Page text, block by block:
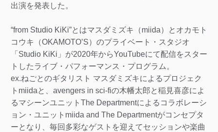
出演を発表した。
“from Studio KiKi”とはマスダミズキ（miida）とオカモト
コウキ（OKAMOTO’S）のプライベート・スタジオ
「Studio KiKi」が2020年からYouTubeにて配信をスター
トしたライブ・パフォーマンス・プログラム。
ex.ねごとのギタリスト マスダミズキによるプロジェク
トmiidaと、avengers in sci-fiの木幡太郎と稲見喜彦によ
るマシーンユニットThe Departmentによるコラボレーシ
ョン・ユニットmiida and The Departmentがコンセプタ
ーとなり、毎回多彩なゲストを迎えてセッションや楽曲